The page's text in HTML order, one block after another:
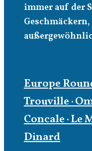
immer auf der
Europe
Trouville ·
Concale · Le
Dinard